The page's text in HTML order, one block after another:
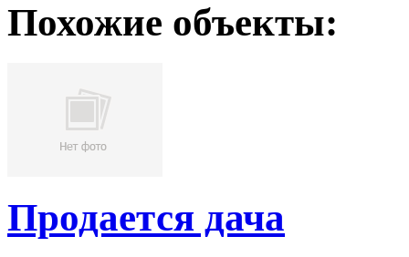
Похожие объекты:
Продается дача